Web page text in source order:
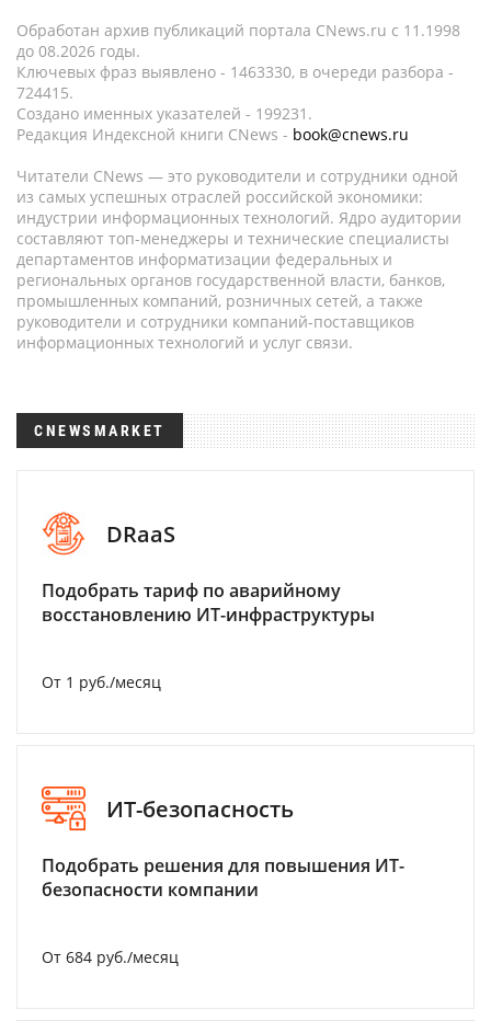
Обработан архив публикаций портала CNews.ru c 11.1998
до 08.2026 годы.
Ключевых фраз выявлено - 1463330, в очереди разбора -
724415.
Создано именных указателей - 199231.
Редакция Индексной книги CNews - book@cnews.ru
Читатели CNews — это руководители и сотрудники одной
из самых успешных отраслей российской экономики:
индустрии информационных технологий. Ядро аудитории
составляют топ-менеджеры и технические специалисты
департаментов информатизации федеральных и
региональных органов государственной власти, банков,
промышленных компаний, розничных сетей, а также
руководители и сотрудники компаний-поставщиков
информационных технологий и услуг связи.
CNEWSMARKET
DRaaS
Подобрать тариф по аварийному
восстановлению ИТ-инфраструктуры
От 1 руб./месяц
ИТ-безопасность
Подобрать решения для повышения ИТ-
безопасности компании
От 684 руб./месяц